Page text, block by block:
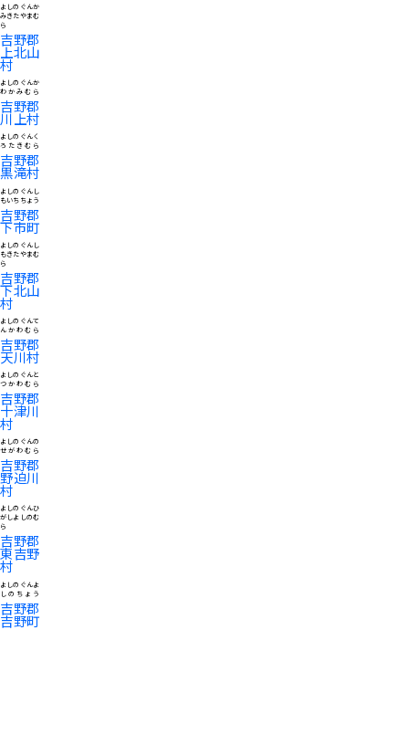
吉野郡
上北山
村
よしのぐんか
みきたやまむ
ら
吉野郡
川上村
よしのぐんか
わかみむら
吉野郡
黒滝村
よしのぐんく
ろたきむら
吉野郡
下市町
よしのぐんし
もいちちょう
吉野郡
下北山
村
よしのぐんし
もきたやまむ
ら
吉野郡
天川村
よしのぐんて
んかわむら
吉野郡
十津川
村
よしのぐんと
つかわむら
吉野郡
野迫川
村
よしのぐんの
せがわむら
吉野郡
東吉野
村
よしのぐんひ
がしよしのむ
ら
吉野郡
吉野町
よしのぐんよ
しのちょう